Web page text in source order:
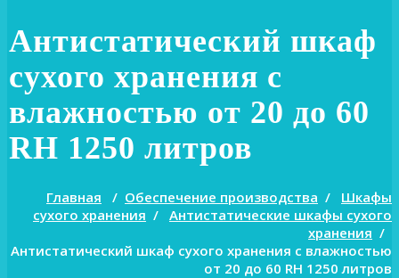
Антистатический шкаф
сухого хранения с
влажностью от 20 до 60
RH 1250 литров
Главная / Обеспечение производства / Шкафы
сухого хранения / Антистатические шкафы сухого
хранения /
Антистатический шкаф сухого хранения с влажностью
от 20 до 60 RH 1250 литров